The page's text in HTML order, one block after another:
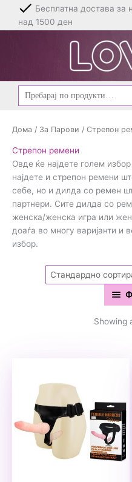
content
Бесплатна достава за
над 1500 ден
Барај
за:
Дома / За Парови / Стрепон
Стрепон ремени
Овде ќе најдете голем
најдете и стрепон ремени
себе, но и дилда со ремен
партнери. Сите дилда со
женска/женска игра или
доаѓа во многу варијанти и
избор.
Showing